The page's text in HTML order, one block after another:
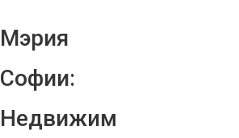
Мэрия
Софии:
Недвижим